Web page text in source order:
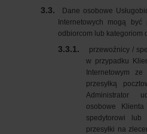
3.3.
Dane osobowe
Internetowych mogą być
odbiorcom lub kategoriom
3.3.1.
przewoźnicy /
w przypadku
Internetowym
przesyłką
Administrator
osobowe Klienta
spedytorowi lub
przesyłki na